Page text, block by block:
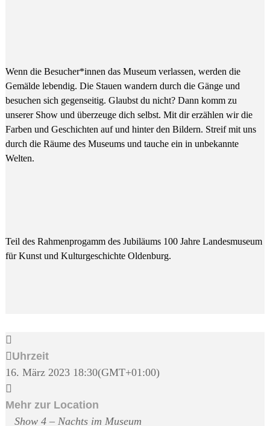
Wenn die Besucher*innen das Museum verlassen, werden die
Gemälde lebendig. Die Stauen wandern durch die Gänge und
besuchen sich gegenseitig. Glaubst du nicht? Dann komm zu
unserer Show und überzeuge dich selbst. Mit dir erzählen wir die
Farben und Geschichten auf und hinter den Bildern. Streif mit uns
durch die Räume des Museums und tauche ein in unbekannte
Welten.
Teil des Rahmenprogamm des Jubiläums 100 Jahre Landesmuseum
für Kunst und Kulturgeschichte Oldenburg.
Uhrzeit
16. März 2023 18:30(GMT+01:00)
Mehr zur Location
Show 4 – Nachts im Museum